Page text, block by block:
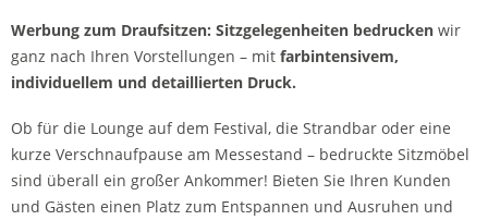
Werbung zum Draufsitzen: Sitzgelegenheiten bedrucken wir
ganz nach Ihren Vorstellungen – mit farbintensivem,
individuellem und detaillierten Druck.
Ob für die Lounge auf dem Festival, die Strandbar oder eine
kurze Verschnaufpause am Messestand – bedruckte Sitzmöbel
sind überall ein großer Ankommer! Bieten Sie Ihren Kunden
und Gästen einen Platz zum Entspannen und Ausruhen und